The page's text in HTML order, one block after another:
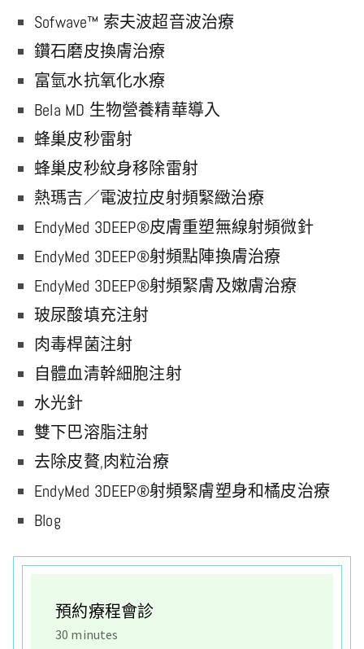
Sofwave™ 索夫波超音波治療
鑽石磨皮換膚治療
富氫水抗氧化水療
Bela MD 生物營養精華導入
蜂巢皮秒雷射
蜂巢皮秒紋身移除雷射
熱瑪吉／電波拉皮射頻緊緻治療
EndyMed 3DEEP®皮膚重塑無線射頻微針
EndyMed 3DEEP®射頻點陣換膚治療
EndyMed 3DEEP®射頻緊膚及嫩膚治療
玻尿酸填充注射
肉毒桿菌注射
自體血清幹細胞注射
水光針
雙下巴溶脂注射
去除皮贅,肉粒治療
EndyMed 3DEEP®射頻緊膚塑身和橘皮治療
Blog